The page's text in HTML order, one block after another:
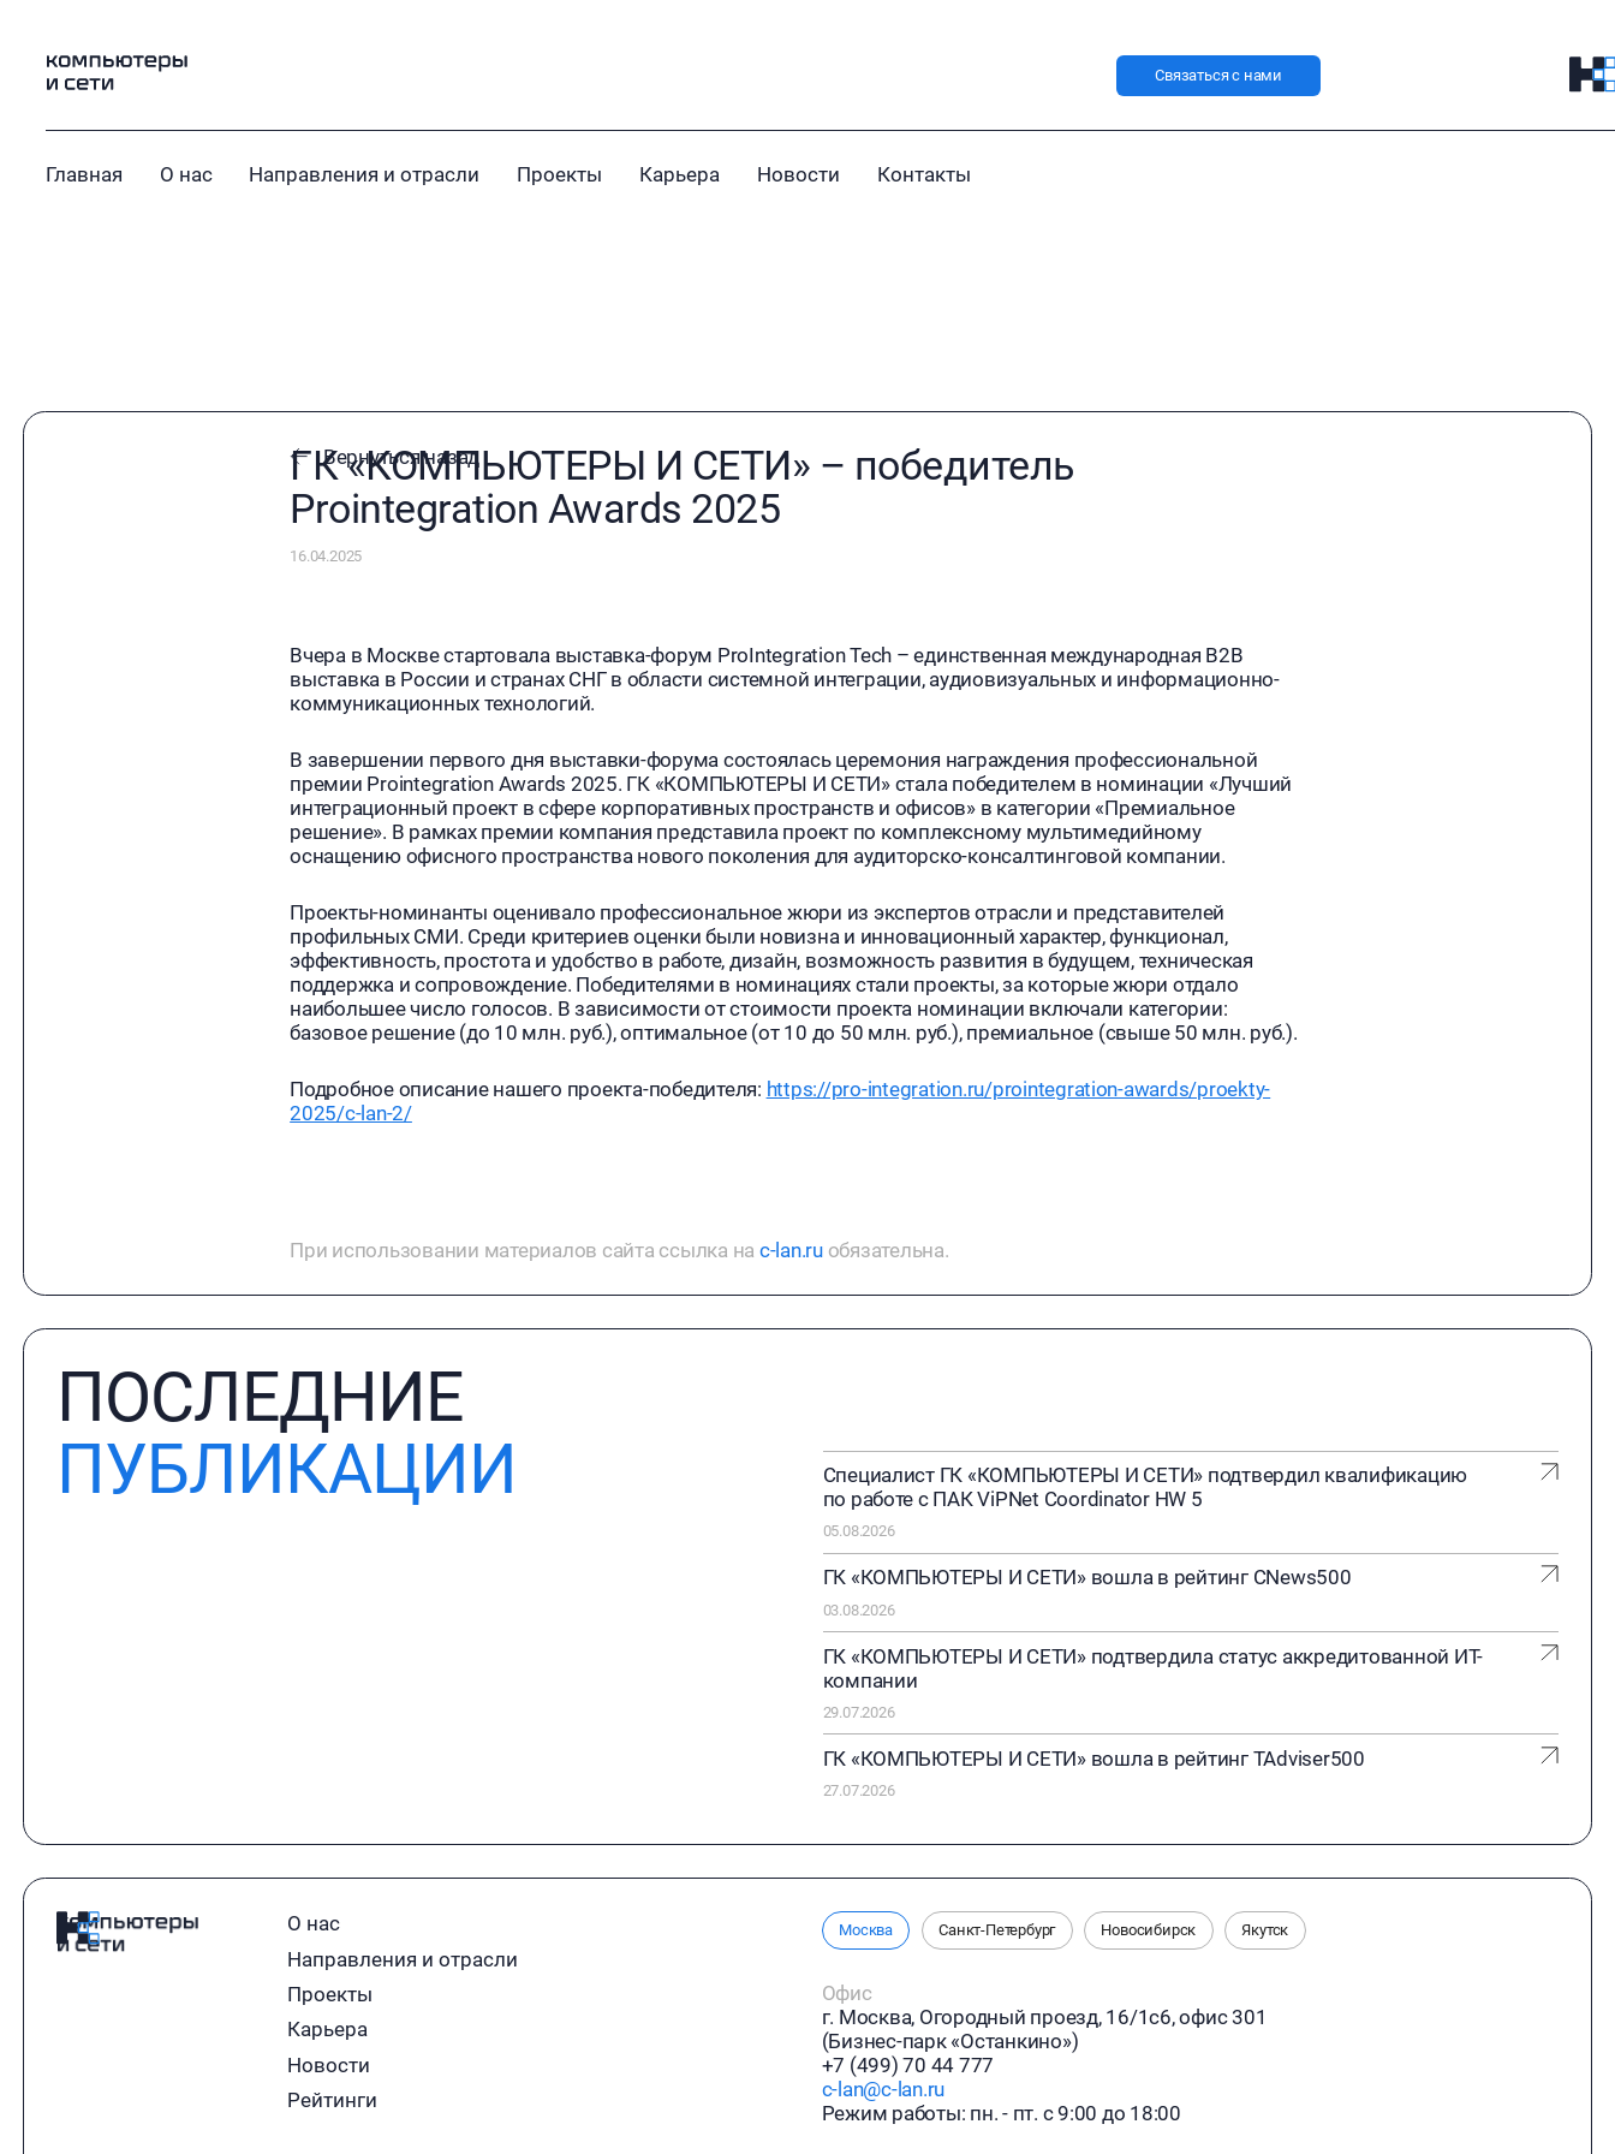
Связаться с нами
Главная О нас Направления и отрасли Проекты Карьера Новости Контакты
Вернуться назад
ГК «КОМПЬЮТЕРЫ И СЕТИ» – победитель
Prointegration Awards 2025
16.04.2025
Вчера в Москве стартовала выставка-форум ProIntegration Tech – единственная международная B2B
выставка в России и странах СНГ в области системной интеграции, аудиовизуальных и информационно-
коммуникационных технологий.
В завершении первого дня выставки-форума состоялась церемония награждения профессиональной
премии Prointegration Awards 2025. ГК «КОМПЬЮТЕРЫ И СЕТИ» стала победителем в номинации «Лучший
интеграционный проект в сфере корпоративных пространств и офисов» в категории «Премиальное
решение». В рамках премии компания представила проект по комплексному мультимедийному
оснащению офисного пространства нового поколения для аудиторско-консалтинговой компании.
Проекты-номинанты оценивало профессиональное жюри из экспертов отрасли и представителей
профильных СМИ. Среди критериев оценки были новизна и инновационный характер, функционал,
эффективность, простота и удобство в работе, дизайн, возможность развития в будущем, техническая
поддержка и сопровождение. Победителями в номинациях стали проекты, за которые жюри отдало
наибольшее число голосов. В зависимости от стоимости проекта номинации включали категории:
базовое решение (до 10 млн. руб.), оптимальное (от 10 до 50 млн. руб.), премиальное (свыше 50 млн. руб.).
Подробное описание нашего проекта-победителя: https://pro-integration.ru/prointegration-awards/proekty-
2025/c-lan-2/
При использовании материалов сайта ссылка на c-lan.ruобязательна.
ПОСЛЕДНИЕ
ПУБЛИКАЦИИ
Специалист ГК «КОМПЬЮТЕРЫ И СЕТИ» подтвердил квалификацию
по работе с ПАК ViPNet Coordinator HW 5
05.08.2026
ГК «КОМПЬЮТЕРЫ И СЕТИ» вошла в рейтинг CNews500
03.08.2026
ГК «КОМПЬЮТЕРЫ И СЕТИ» подтвердила статус аккредитованной ИТ-
компании
29.07.2026
ГК «КОМПЬЮТЕРЫ И СЕТИ» вошла в рейтинг TAdviser500
27.07.2026
О нас
Направления и отрасли
Проекты
Карьера
Новости
Рейтинги
Москва Санкт-Петербург Новосибирск Якутск
Офис
г. Москва, Огородный проезд, 16/1с6, офис 301
(Бизнес-парк «Останкино»)
+7 (499) 70 44 777
c-lan@c-lan.ru
Режим работы: пн. - пт. с 9:00 до 18:00